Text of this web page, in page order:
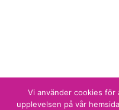
Sidan
Vi använder cookies
upplevelsen på vår